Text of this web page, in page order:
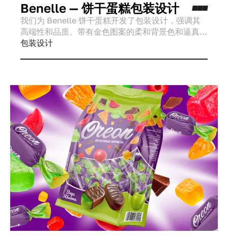
Benelle — 饼干蛋糕包装设计
我们为 Benelle 饼干蛋糕开发了包装设计，强调其
高端性和品质。带有金色图案的柔和背景色和逼真的
3D 蛋糕模型使该产品适合用于餐桌摆设。
包装设计